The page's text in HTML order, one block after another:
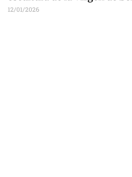
12/01/2026